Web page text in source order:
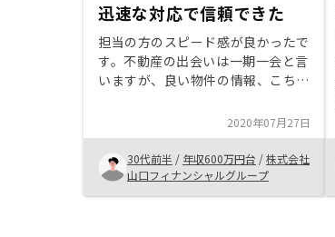
迅速な対応で信頼できた
担当の方のスピード感が良かったで
す。不動産の出会いは一期一会と言
いますが、良い物件の情報、こちら
た。今のところ、特に不便は感じて
いません。
2020年07月27日
30代前半 / 年収600万円台 /株式会社
山口フィナンシャルグループ